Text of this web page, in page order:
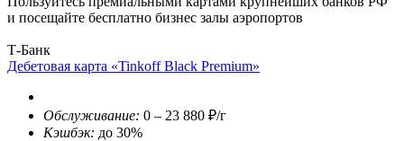
и посещайте бесплатно бизнес залы аэропортов
Т-Банк
Дебетовая карта «Tinkoff Black Premium»
Обслуживание: 0 – 23 880 ₽/г
Кэшбэк: до 30%